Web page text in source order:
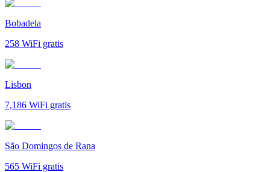
Bobadela
258 WiFi gratis
Lisbon
7,186 WiFi gratis
São Domingos de Rana
565 WiFi gratis